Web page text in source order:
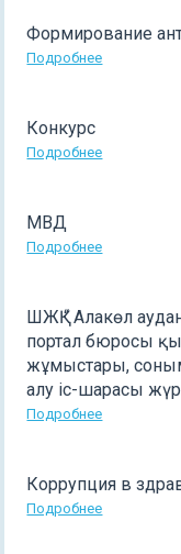
Формирование
Подробнее
Конкурс
Подробнее
МВД
Подробнее
ШЖҚ “ Алакөл
портал бюросы
жұмыстары,
алу іс-шарасы
Подробнее
Коррупция в
Подробнее